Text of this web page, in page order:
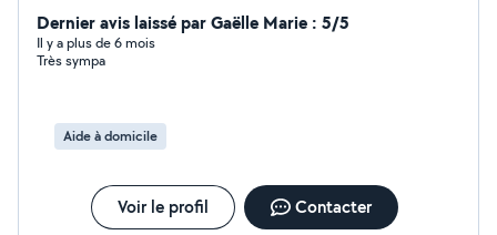
détente adaptés aux besoins de chacun(e). Sérieuse,
douce et à l'écoute, je m'adapte à chaque situation
avec bienveillance. Tarif : à partir de XX/h, facture
Dernier avis laissé par Gaëlle Marie : 5/5
Il y a plus de 6 mois
Très sympa
Aide à domicile
Voir le profil Contacter